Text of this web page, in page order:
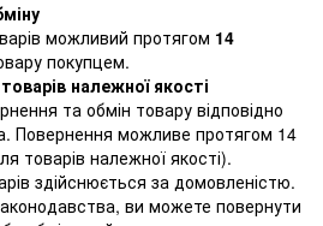
можливий протягом 14
покупцем.
належної якості
та обмін товару відповідно
Повернення можливе протягом 14
товарів належної якості).
здійснюється за домовленістю.
ви можете повернути